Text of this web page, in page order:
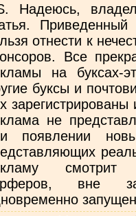
Надеюсь,
отнести к
Все
на буксах-
буксы и
зарегистрированы
не
появлении
смотрит
вне